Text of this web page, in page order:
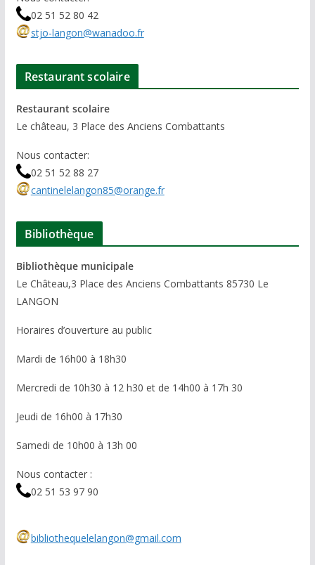
02 51 52 80 42
stjo-langon@wanadoo.fr
Restaurant scolaire
Restaurant scolaire
Le château, 3 Place des Anciens Combattants
Nous contacter:
02 51 52 88 27
cantinelelangon85@orange.fr
Bibliothèque
Bibliothèque municipale
Le Château,3 Place des Anciens Combattants 85730 Le
LANGON
Horaires d’ouverture au public
Mardi de 16h00 à 18h30
Mercredi de 10h30 à 12 h30 et de 14h00 à 17h 30
Jeudi de 16h00 à 17h30
Samedi de 10h00 à 13h 00
Nous contacter :
02 51 53 97 90
bibliothequelelangon@gmail.com